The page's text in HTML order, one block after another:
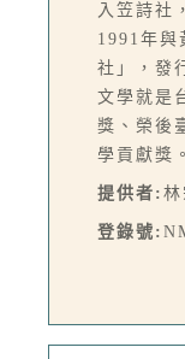
入笠詩社
1991年與
社」，發
文學就是
獎、榮後
學貢獻獎
提供者: 林
登錄號: